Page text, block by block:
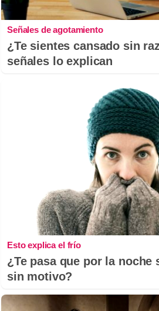
Señales de agotamiento
¿Te sientes cansado sin
señales lo explican
Esto explica el frío
¿Te pasa que por la noche
sin motivo?